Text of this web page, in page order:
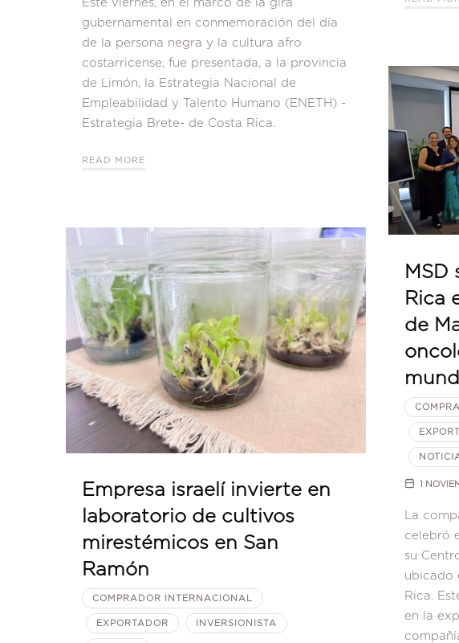
Este viernes, en el marco de la gira
gubernamental en conmemoración del día
de la persona negra y la cultura afro
costarricense, fue presentada, a la provincia
de Limón, la Estrategia Nacional de
Empleabilidad y Talento Humano (ENETH) -
Estrategia Brete- de Costa Rica.
READ MORE
MSD
Rica
de
1
La
celebró
su
ubicado
Rica.
en la
Empresa israelí invierte en
laboratorio de cultivos
mirestémicos en San
Ramón
COMPRADOR INTERNACIONAL
EXPORTADOR INVERSIONISTA